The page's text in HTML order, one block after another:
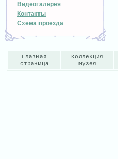
Видеогалерея
Контакты
Схема проезда
Главная
страница
Коллекция
Музея